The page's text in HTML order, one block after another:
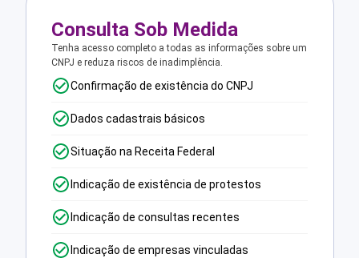
Consulta Sob Medida
Tenha acesso completo a todas as informações sobre um
CNPJ e reduza riscos de inadimplência.
Confirmação de existência do CNPJ
Dados cadastrais básicos
Situação na Receita Federal
Indicação de existência de protestos
Indicação de consultas recentes
Indicação de empresas vinculadas